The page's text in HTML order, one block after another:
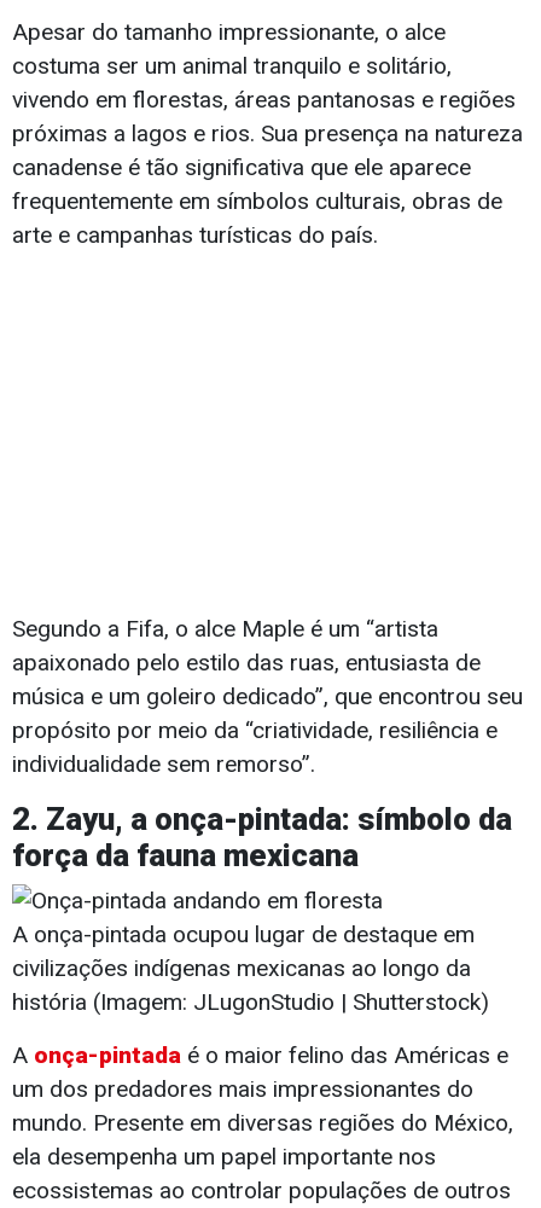
Apesar do tamanho impressionante, o alce
costuma ser um animal tranquilo e solitário,
vivendo em florestas, áreas pantanosas e regiões
próximas a lagos e rios. Sua presença na natureza
canadense é tão significativa que ele aparece
frequentemente em símbolos culturais, obras de
arte e campanhas turísticas do país.
Segundo a Fifa, o alce Maple é um “artista
apaixonado pelo estilo das ruas, entusiasta de
música e um goleiro dedicado”, que encontrou seu
propósito por meio da “criatividade, resiliência e
individualidade sem remorso”.
2. Zayu, a onça-pintada: símbolo da
força da fauna mexicana
A onça-pintada ocupou lugar de destaque em
civilizações indígenas mexicanas ao longo da
história (Imagem: JLugonStudio | Shutterstock)
A onça-pintada é o maior felino das Américas e
um dos predadores mais impressionantes do
mundo. Presente em diversas regiões do México,
ela desempenha um papel importante nos
ecossistemas ao controlar populações de outros